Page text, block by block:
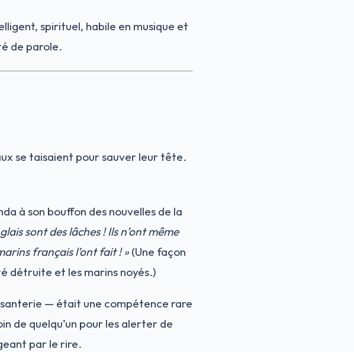
spirituel, habile en musique et
de parole.
se taisaient pour sauver leur tête.
à son bouffon des nouvelles de la
sont des lâches ! Ils n’ont même
français l’ont fait ! » (Une façon
détruite et les marins noyés.)
— était une compétence rare
de quelqu’un pour les alerter de
par le rire.